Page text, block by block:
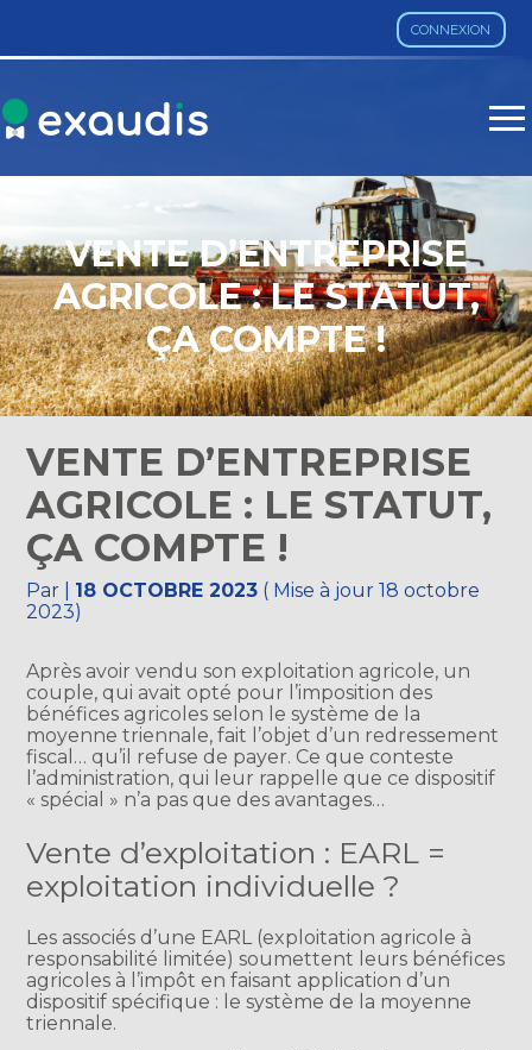
CONNEXION
Aller
VENTE D’ENTREPRISE
AGRICOLE : LE STATUT,
ÇA COMPTE !
VENTE D’ENTREPRISE
AGRICOLE : LE STATUT,
ÇA COMPTE !
Par 18 OCTOBRE 2023 ( Mise à jour 18 octobre
2023)
Après avoir vendu son exploitation agricole, un
couple, qui avait opté pour l’imposition des
bénéfices agricoles selon le système de la
moyenne triennale, fait l’objet d’un redressement
fiscal… qu’il refuse de payer. Ce que conteste
l’administration, qui leur rappelle que ce dispositif
« spécial » n’a pas que des avantages…
Vente d’exploitation : EARL =
exploitation individuelle ?
Les associés d’une EARL (exploitation agricole à
responsabilité limitée) soumettent leurs bénéfices
agricoles à l’impôt en faisant application d’un
dispositif spécifique : le système de la moyenne
triennale.